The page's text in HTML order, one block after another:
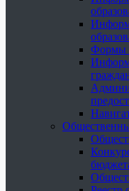
Формы